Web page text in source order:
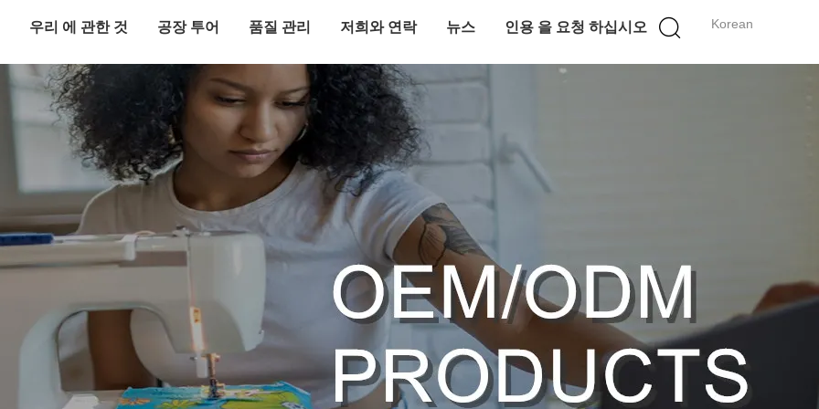
Korean
우리 에 관한 것 공장 투어 품질 관리 저희와 연락 뉴스 인용 을 요청 하십시오